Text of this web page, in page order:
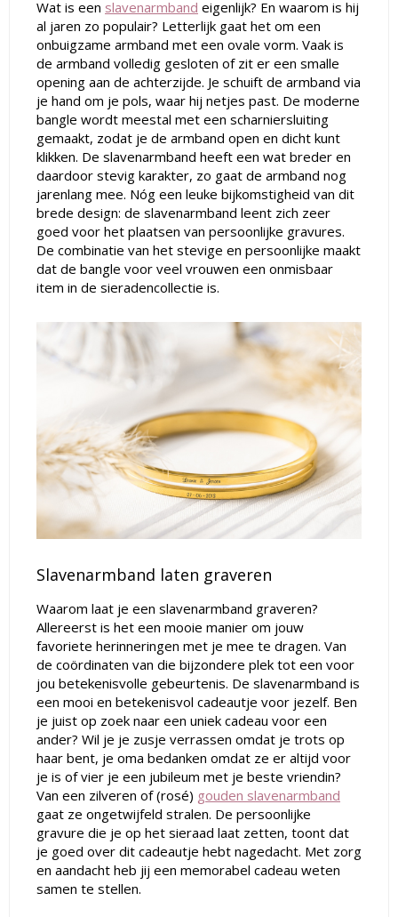
Wat is een slavenarmband eigenlijk? En waarom is hij
al jaren zo populair? Letterlijk gaat het om een
onbuigzame armband met een ovale vorm. Vaak is
de armband volledig gesloten of zit er een smalle
opening aan de achterzijde. Je schuift de armband via
je hand om je pols, waar hij netjes past. De moderne
bangle wordt meestal met een scharniersluiting
gemaakt, zodat je de armband open en dicht kunt
klikken. De slavenarmband heeft een wat breder en
daardoor stevig karakter, zo gaat de armband nog
jarenlang mee. Nóg een leuke bijkomstigheid van dit
brede design: de slavenarmband leent zich zeer
goed voor het plaatsen van persoonlijke gravures.
De combinatie van het stevige en persoonlijke maakt
dat de bangle voor veel vrouwen een onmisbaar
item in de sieradencollectie is.
Slavenarmband laten graveren
Waarom laat je een slavenarmband graveren?
Allereerst is het een mooie manier om jouw
favoriete herinneringen met je mee te dragen. Van
de coördinaten van die bijzondere plek tot een voor
jou betekenisvolle gebeurtenis. De slavenarmband is
een mooi en betekenisvol cadeautje voor jezelf. Ben
je juist op zoek naar een uniek cadeau voor een
ander? Wil je je zusje verrassen omdat je trots op
haar bent, je oma bedanken omdat ze er altijd voor
je is of vier je een jubileum met je beste vriendin?
Van een zilveren of (rosé) gouden slavenarmband
gaat ze ongetwijfeld stralen. De persoonlijke
gravure die je op het sieraad laat zetten, toont dat
je goed over dit cadeautje hebt nagedacht. Met zorg
en aandacht heb jij een memorabel cadeau weten
samen te stellen.